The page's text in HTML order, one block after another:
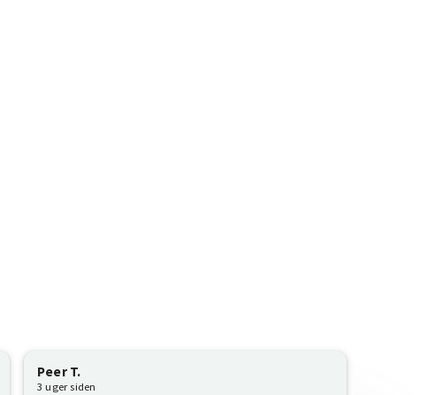
Peer T.
3 uger siden